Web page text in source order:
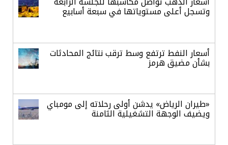
وتسجل أعلى مستوياتها في سبعة أسابيع
أسعار النفط ترتفع وسط ترقب نتائج المحادثات
بشأن مضيق هرمز
«طيران الرياض» يدشن أولى رحلاته إلى مومباي
ويضيف الوجهة التشغيلية الثامنة